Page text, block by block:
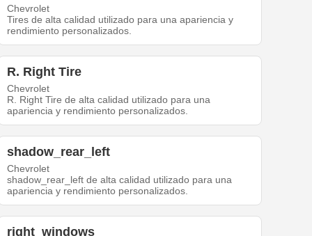
Chevrolet
Tires de alta calidad utilizado para una apariencia y
rendimiento personalizados.
R. Right Tire
Chevrolet
R. Right Tire de alta calidad utilizado para una
apariencia y rendimiento personalizados.
shadow_rear_left
Chevrolet
shadow_rear_left de alta calidad utilizado para una
apariencia y rendimiento personalizados.
right_windows